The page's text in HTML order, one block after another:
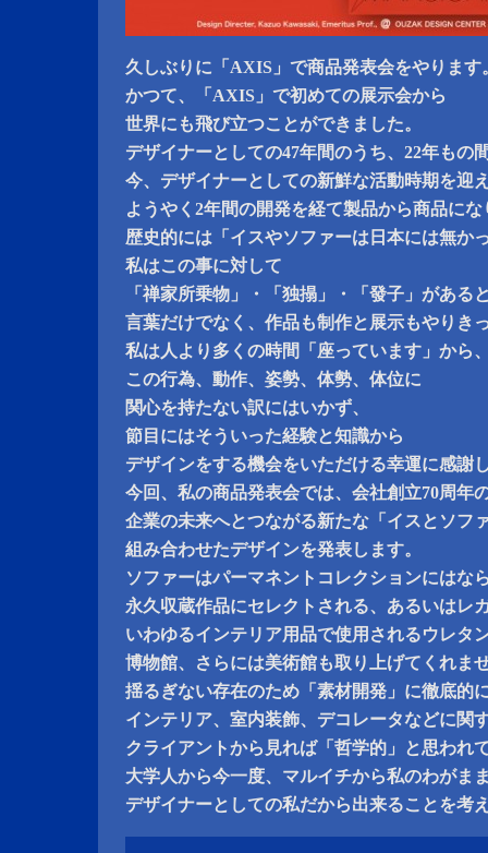
久しぶりに「AXIS」で商品発表会をやります
かつて、「AXIS」で初めての展示会から
世界にも飛び立つことができました。
デザイナーとしての47年間のうち、22年もの
今、デザイナーとしての新鮮な活動時期を迎
ようやく2年間の開発を経て製品から商品にな
歴史的には「イスやソファーは日本には無か
私はこの事に対して
「禅家所乗物」・「独搨」・「發子」がある
言葉だけでなく、作品も制作と展示もやりき
私は人より多くの時間「座っています」から
この行為、動作、姿勢、体勢、体位に
関心を持たない訳にはいかず、
節目にはそういった経験と知識から
デザインをする機会をいただける幸運に感謝
今回、私の商品発表会では、会社創立70周年
企業の未来へとつながる新たな「イスとソフ
組み合わせたデザインを発表します。
ソファーはパーマネントコレクションにはな
永久収蔵作品にセレクトされる、あるいはレ
いわゆるインテリア用品で使用されるウレタ
博物館、さらには美術館も取り上げてくれま
揺るぎない存在のため「素材開発」に徹底的
インテリア、室内装飾、デコレータなどに関
クライアントから見れば「哲学的」と思われ
大学人から今一度、マルイチから私のわがま
デザイナーとしての私だから出来ることを考